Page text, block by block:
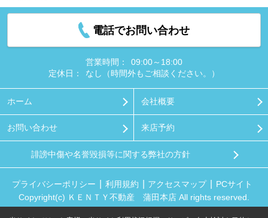
電話でお問い合わせ
営業時間：
09:00～18:00
定休日：
なし（時間外もご相談ください。）
ホーム 会社概要
お問い合わせ 来店予約
誹謗中傷や名誉毀損等に関する弊社の方針
プライバシーポリシー 利用規約 アクセスマップ
PCサイト
Copyright(c) ＫＥＮＴＹ不動産 蒲田本店 All rights reserved.